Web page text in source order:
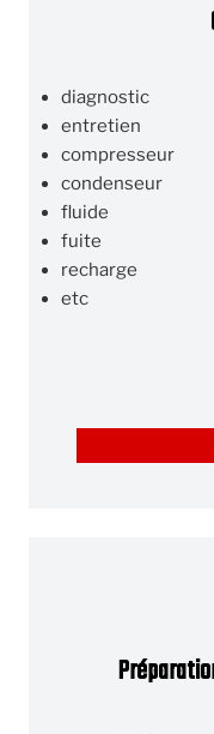
diagnostic
entretien
compresseur
condenseur
fluide
fuite
recharge
etc